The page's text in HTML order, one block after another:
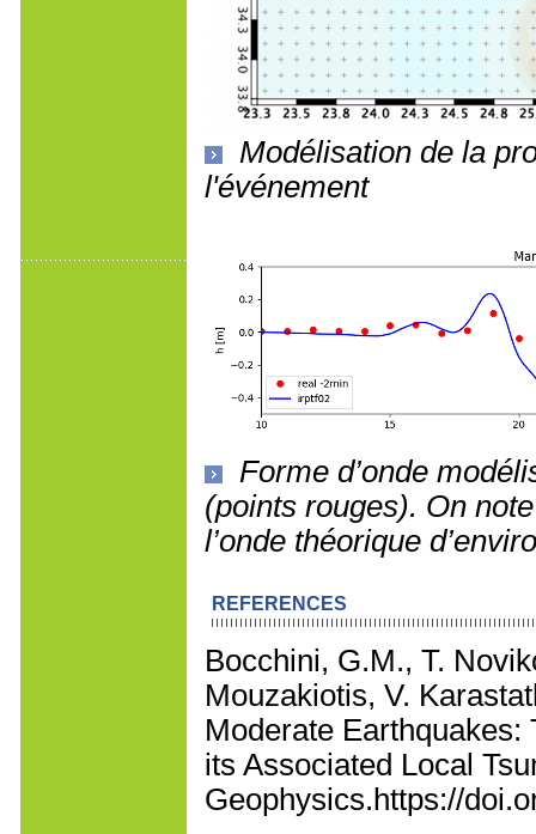
Modélisation de la
l'événement
Forme d’onde
(points rouges). On
l’onde théorique
REFERENCES
Bocchini, G.M., T.
Mouzakiotis, V.
Moderate
its Associated Local
Geophysics.https://